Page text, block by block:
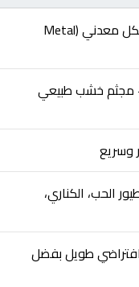
أرجوحة ولعبة تفاعلية بهيكل معدني (Metal
مجثم خشب طبيعي
وسريع
الحب، الكناري،
طويل بفضل